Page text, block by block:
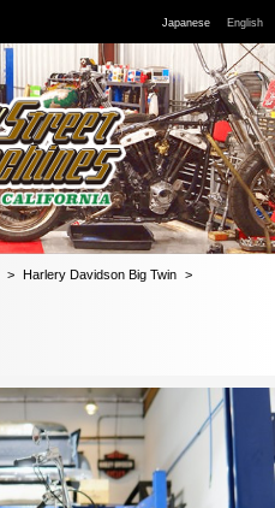
Japanese English
> Harlery Davidson Big Twin >